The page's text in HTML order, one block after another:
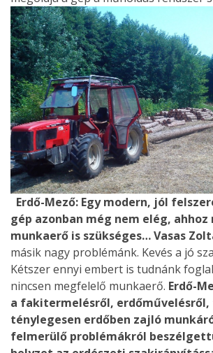
Erdő-Mező: Egy modern, jól
gép azonban még nem elég,
munkaerő is szükséges…Vasas
másik nagy problémánk. Kevés a jó
Kétszer ennyi embert is tudnánk
nincsen megfelelő munkaerő. Erdő-
a fakitermelésről, erdőművelésről,
ténylegesen erdőben zajló
felmerülő problémákról